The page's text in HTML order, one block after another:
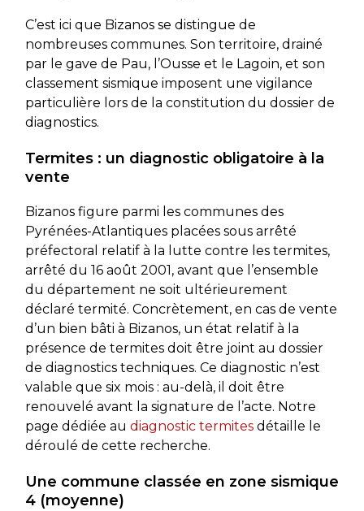
C’est ici que Bizanos se distingue de
nombreuses communes. Son territoire, drainé
par le gave de Pau, l’Ousse et le Lagoin, et son
classement sismique imposent une vigilance
particulière lors de la constitution du dossier de
diagnostics.
Termites : un diagnostic obligatoire à la
vente
Bizanos figure parmi les communes des
Pyrénées-Atlantiques placées sous arrêté
préfectoral relatif à la lutte contre les termites,
arrêté du 16 août 2001, avant que l’ensemble
du département ne soit ultérieurement
déclaré termité. Concrètement, en cas de vente
d’un bien bâti à Bizanos, un état relatif à la
présence de termites doit être joint au dossier
de diagnostics techniques. Ce diagnostic n’est
valable que six mois : au-delà, il doit être
renouvelé avant la signature de l’acte. Notre
page dédiée au diagnostic termitesdétaille le
déroulé de cette recherche.
Une commune classée en zone sismique
4 (moyenne)